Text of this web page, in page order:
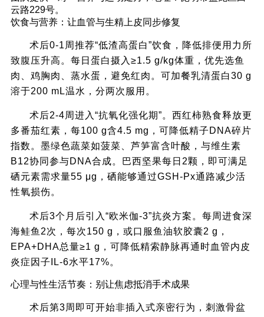
云路229号。
饮食与营养：让血管与生精上皮同步修复
术后0-1周推荐“低渣高蛋白”饮食，降低排便用力所
致腹压升高。每日蛋白摄入≥1.5 g/kg体重，优先选鱼
肉、鸡胸肉、蒸水蛋，避免红肉。可加餐乳清蛋白30 g
溶于200 mL温水，分两次服用。
术后2-4周进入“抗氧化强化期”。西红柿熟食释放更
多番茄红素，每100 g含4.5 mg，可降低精子DNA碎片
指数。墨绿色蔬菜如菠菜、芦笋富含叶酸，与维生素
B12协同参与DNA合成。巴西坚果每日2颗，即可满足
硒元素需求量55 μg，硒能够通过GSH-Px通路减少活
性氧损伤。
术后3个月后引入“欧米伽-3”抗炎方案。每周进食深
海鲑鱼2次，每次150 g，或口服鱼油软胶囊2 g，
EPA+DHA总量≥1 g，可降低精索静脉再通时血管内皮
炎症因子IL-6水平17%。
心理与性生活节奏：别让焦虑抵消手术成果
术后第3周即可开始非插入式亲密行为，刺激骨盆